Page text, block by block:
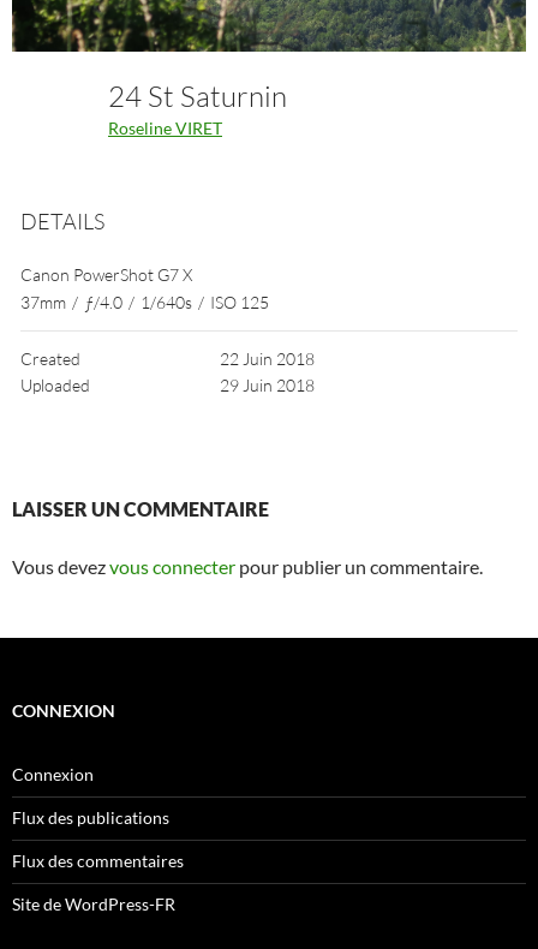
24 St Saturnin
Roseline VIRET
DETAILS
Canon PowerShot G7 X
37mm / ƒ/4.0 / 1/640s / ISO 125
Created
22 Juin 2018
Uploaded
29 Juin 2018
LAISSER UN COMMENTAIRE
Vous devezvous connecter pour publier un commentaire.
CONNEXION
Connexion
Flux des publications
Flux des commentaires
Site de WordPress-FR